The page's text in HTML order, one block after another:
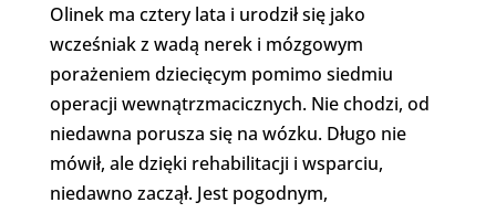
Olinek ma cztery lata i urodził się jako
wcześniak z wadą nerek i mózgowym
porażeniem dziecięcym pomimo siedmiu
operacji wewnątrzmacicznych. Nie chodzi, od
niedawna porusza się na wózku. Długo nie
mówił, ale dzięki rehabilitacji i wsparciu,
niedawno zaczął. Jest pogodnym,